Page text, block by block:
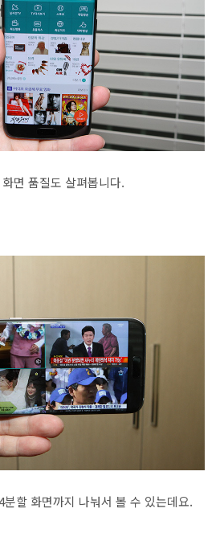
면 품질도 살펴봅니다.
할 화면까지 나눠서 볼 수 있는데요.